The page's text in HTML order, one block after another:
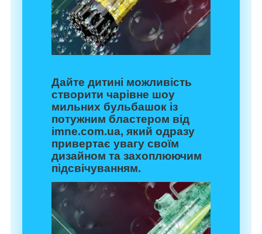
Дайте дитині можливість
створити чарівне шоу
мильних бульбашок із
потужним бластером від
imne.com.ua, який одразу
привертає увагу своїм
дизайном та захоплюючим
підсвічуванням.